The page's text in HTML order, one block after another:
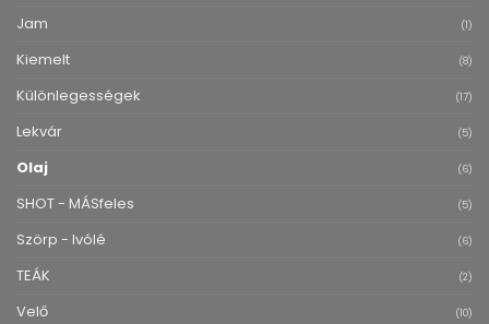
Jam (1)
Kiemelt (8)
Különlegességek (17)
Lekvár (5)
Olaj (6)
SHOT - MÁSfeles (5)
Szörp - Ivólé (6)
TEÁK (2)
Velő (10)